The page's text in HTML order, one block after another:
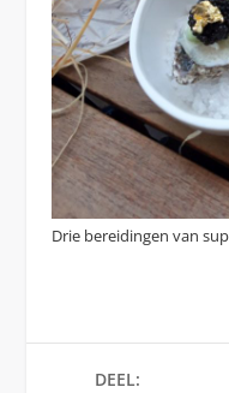
Drie bereidingen van
DEEL: